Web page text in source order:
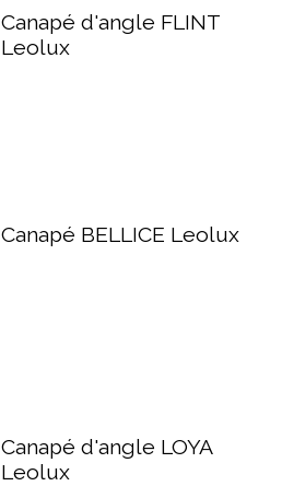
Canapé d'angle FLINT
Leolux
Canapé BELLICE Leolux
Canapé d'angle LOYA
Leolux